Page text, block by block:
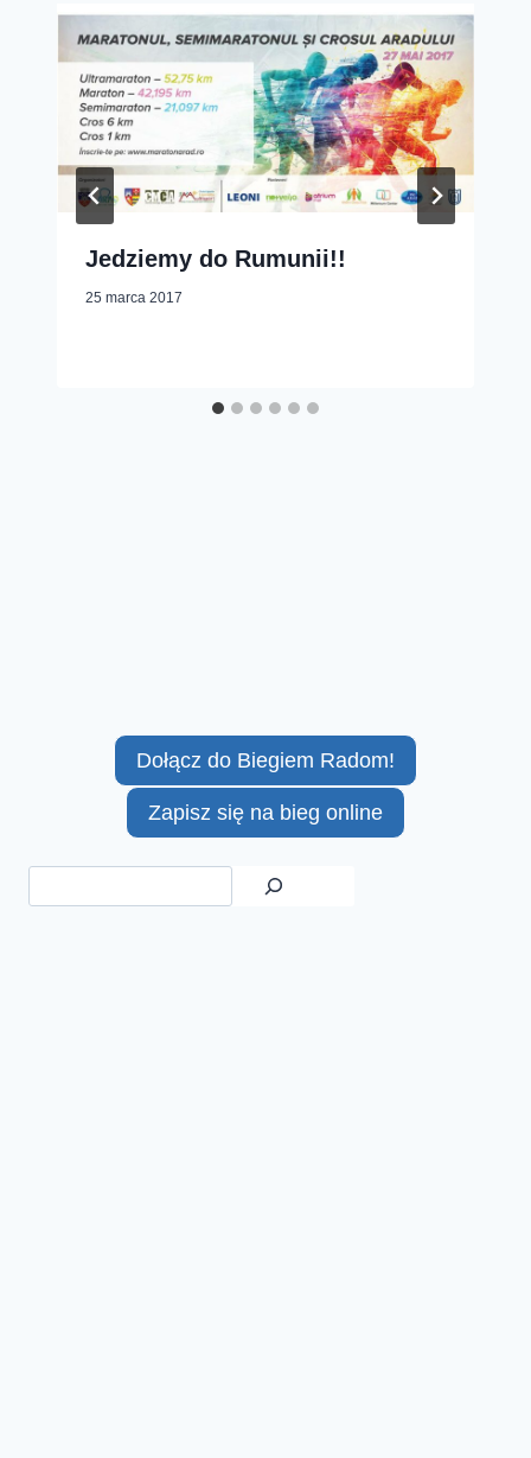
Jedziemy do Rumunii!!
25 marca 2017
Dołącz do Biegiem Radom!
Zapisz się na bieg online
Szukaj